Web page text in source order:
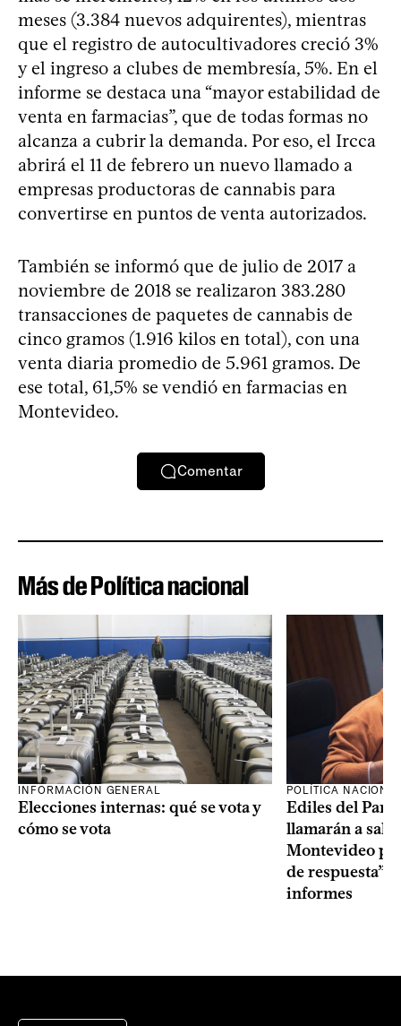
meses (3.384 nuevos adquirentes), mientras
que el registro de autocultivadores creció 3%
y el ingreso a clubes de membresía, 5%. En el
informe se destaca una “mayor estabilidad de
venta en farmacias”, que de todas formas no
alcanza a cubrir la demanda. Por eso, el Ircca
abrirá el 11 de febrero un nuevo llamado a
empresas productoras de cannabis para
convertirse en puntos de venta autorizados.
También se informó que de julio de 2017 a
noviembre de 2018 se realizaron 383.280
transacciones de paquetes de cannabis de
cinco gramos (1.916 kilos en total), con una
venta diaria promedio de 5.961 gramos. De
ese total, 61,5% se vendió en farmacias en
Montevideo.
Comentar
Más de Política nacional
INFORMACIÓN GENERAL
Elecciones internas: qué se vota y
cómo se vota
POLÍTICA
Ediles del
llamarán a sala
Montevideo
de respuesta”
informes